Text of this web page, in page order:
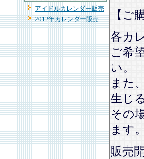
アイドルカレンダー販売
2012年カレンダー販売
【ご
各カ
ご希
い。
また
生じ
その
ます。
販売